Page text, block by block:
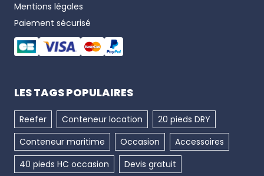
- Reefer Offshore 10 pieds neuf
× 2,59 m - volume 12,5 m³
-Reefer Offshore 20 pieds neuf
× 2,59 m - volume 28 m³
Mentions légales
Paiement sécurisé
LES TAGS POPULAIRES
Reefer Conteneur location
20 pieds DRY
Conteneur maritime
Occasion
Accessoires
40 pieds HC occasion
Devis gratuit